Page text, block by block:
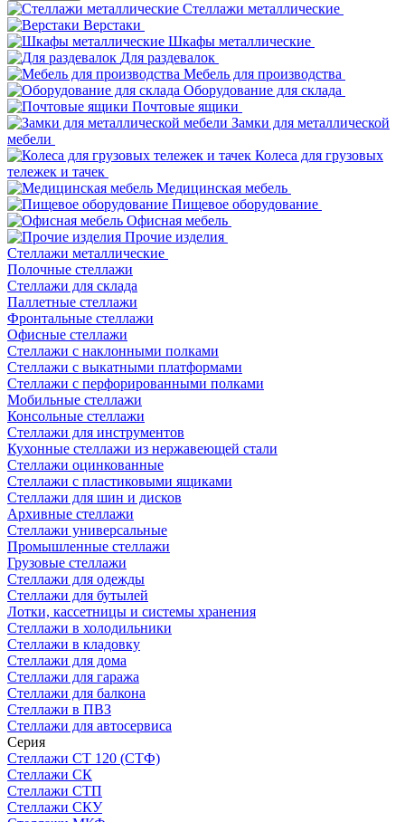
Стеллажи металлические
Верстаки
Шкафы металлические
Для раздевалок
Мебель для производства
Оборудование для склада
Почтовые ящики
Замки для металлической
мебели
Колеса для грузовых
тележек и тачек
Медицинская мебель
Пищевое оборудование
Офисная мебель
Прочие изделия
Стеллажи металлические
Полочные стеллажи
Стеллажи для склада
Паллетные стеллажи
Фронтальные стеллажи
Офисные стеллажи
Стеллажи с наклонными полками
Стеллажи с выкатными платформами
Стеллажи с перфорированными полками
Мобильные стеллажи
Консольные стеллажи
Стеллажи для инструментов
Кухонные стеллажи из нержавеющей стали
Стеллажи оцинкованные
Стеллажи с пластиковыми ящиками
Стеллажи для шин и дисков
Архивные стеллажи
Стеллажи универсальные
Промышленные стеллажи
Грузовые стеллажи
Стеллажи для одежды
Стеллажи для бутылей
Лотки, кассетницы и системы хранения
Стеллажи в холодильники
Стеллажи в кладовку
Стеллажи для дома
Стеллажи для гаража
Стеллажи для балкона
Стеллажи в ПВЗ
Стеллажи для автосервиса
Серия
Стеллажи СТ 120 (СТФ)
Стеллажи СК
Стеллажи СТП
Стеллажи СКУ